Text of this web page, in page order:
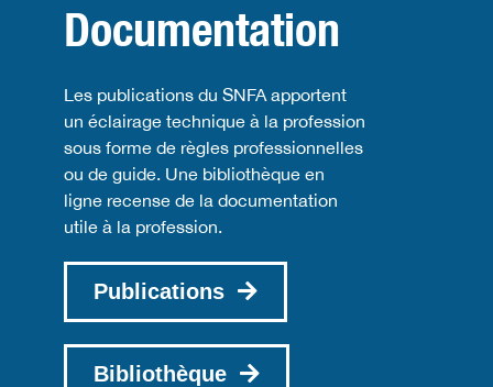
Documentation
Les publications du SNFA apportent
un éclairage technique à la profession
sous forme de règles professionnelles
ou de guide. Une bibliothèque en
ligne recense de la documentation
utile à la profession.
Publications
Bibliothèque